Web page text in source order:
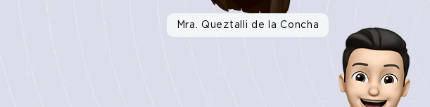
Mra. Queztalli de la Concha